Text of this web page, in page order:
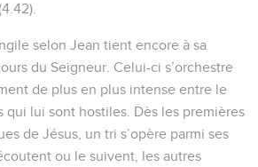
selon Jean tient encore à sa
du Seigneur. Celui-ci s’orchestre
de plus en plus intense entre le
qui lui sont hostiles. Dès les premières
de Jésus, un tri s’opère parmi ses
ou le suivent, les autres